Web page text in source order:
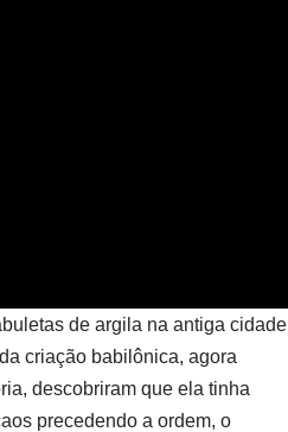
de argila na antiga cidade
criação babilônica, agora
descobriram que ela tinha
precedendo a ordem, o